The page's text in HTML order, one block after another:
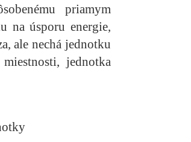
priamym
na úsporu energie,
ale nechá jednotku
jednotka